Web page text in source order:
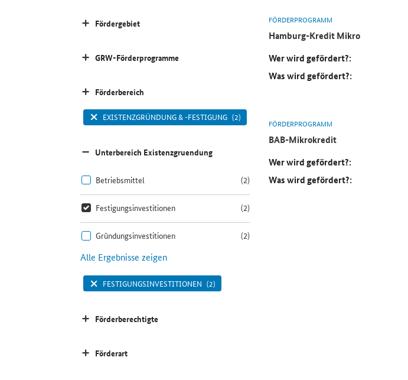
FÖRDERPROGRAMM
Hamburg-Kredit Mikro
Wer wird gefördert?:
Was wird gefördert?:
FÖRDERPROGRAMM
BAB-Mikrokredit
Wer wird gefördert?:
Was wird gefördert?:
Fördergebiet
GRW-Förderprogramme
Förderbereich
EXISTENZGRÜNDUNG & -FESTIGUNG (2)
Unterbereich Existenzgruendung
Betriebsmittel (2)
Festigungsinvestitionen (2)
Gründungsinvestitionen (2)
Alle Ergebnisse zeigen
FESTIGUNGSINVESTITIONEN (2)
Förderberechtigte
Förderart